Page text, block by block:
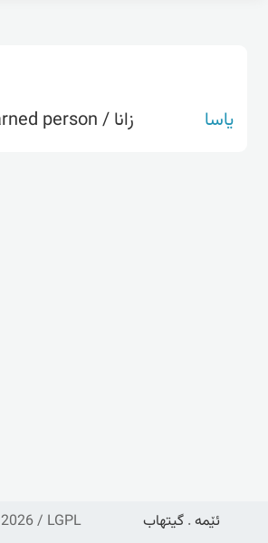
یاسا زانا / learned person
2026 / LGPL ئێمە . گیتهاب